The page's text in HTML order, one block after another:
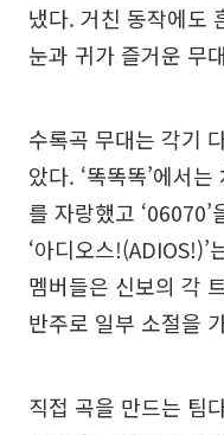
냈다. 거친 동작에도
눈과 귀가 즐거운 무
수록곡 무대는 각기
았다. ‘똑똑똑’에서
를 자랑했고
‘아디오스
멤버들은 신보의 각
반주로 일부 소절을
직접 곡을 만드는 팀